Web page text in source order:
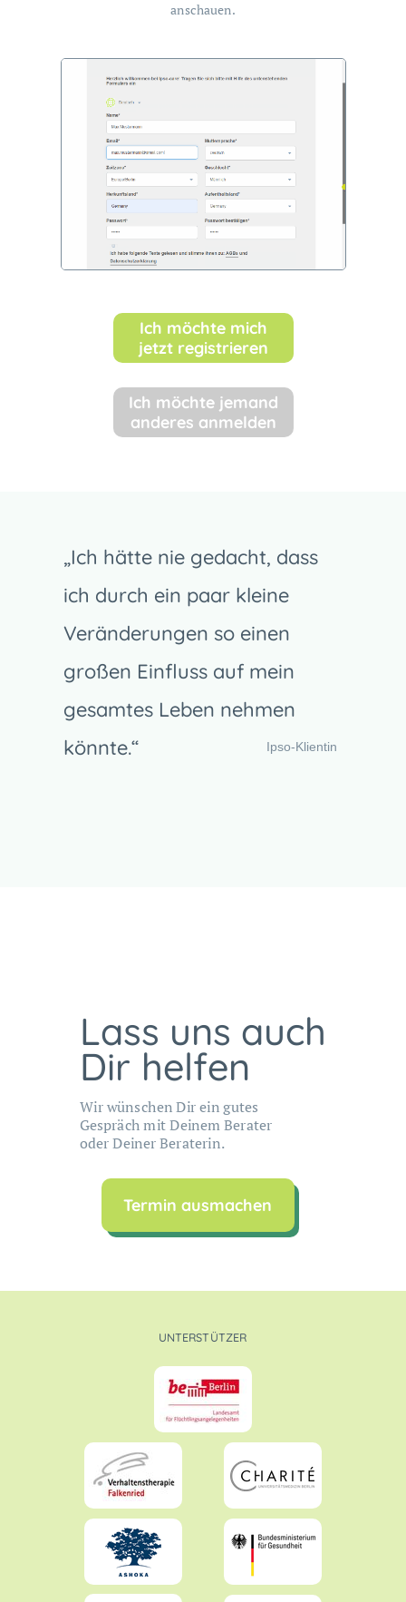
UNTERSTÜTZER
„Ich hätte nie gedacht, dass
ich durch ein paar kleine
Veränderungen so einen
großen Einfluss auf mein
gesamtes Leben nehmen
könnte.“
Ipso-Klientin
Lass uns auch
Dir helfen
Wir wünschen Dir ein gutes
Gespräch mit Deinem Berater
oder Deiner Beraterin.
Termin ausmachen
anschauen.
Ich möchte jemand
anderes anmelden
Ich möchte mich
jetzt registrieren